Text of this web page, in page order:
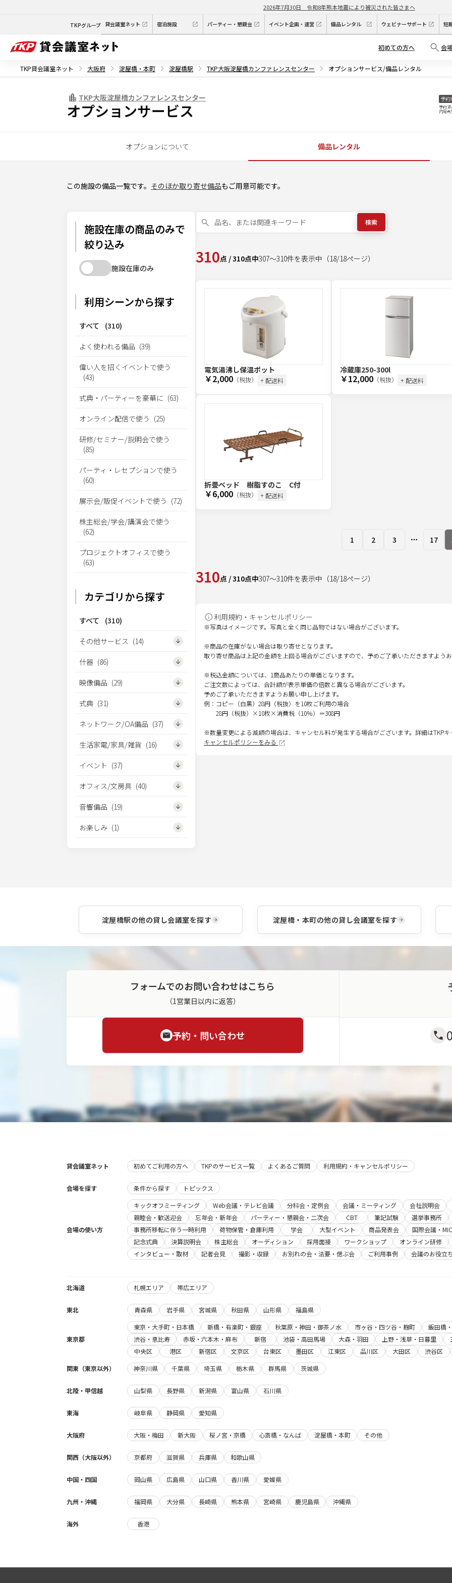
2026年7月30日 令和8年熊本地震により被災された皆さまへ
TKPグループ 貸会議室ネット 宿泊施設 パーティー・懇親会 イベント企画・運営 備品レンタル ウェビナーサポート 短
初めての方へ 会
TKP貸会議室ネット 大阪府 淀屋橋・本町 淀屋橋駅 TKP大阪淀屋橋カンファレンスセンター オプションサービス/備品レンタル
TKP大阪淀屋橋カンファレンスセンター
オプションサービス
予約
予約済
内見
オプションについて 備品レンタル
この施設の備品一覧です。 そのほか取り寄せ備品もご用意可能です。
施設在庫の商品のみで
絞り込み
施設在庫のみ
利用シーンから探す
すべて (310)
よく使われる備品 (39)
偉い人を招くイベントで使う
(43)
式典・パーティーを豪華に (63)
オンライン配信で使う (25)
研修/セミナー/説明会で使う
(85)
パーティ・レセプションで使う
(60)
展示会/販促イベントで使う (72)
株主総会/学会/講演会で使う
(62)
プロジェクトオフィスで使う
(63)
カテゴリから探す
すべて (310)
その他サービス (14)
什器 (86)
映像備品 (29)
式典 (31)
ネットワーク/OA備品 (37)
生活家電/家具/雑貨 (16)
イベント (37)
オフィス/文房具 (40)
音響備品 (19)
お楽しみ (1)
検索
310点 /310点中307～310件を表示中 （18/18ページ）
電気湯沸し保温ポット
￥2,000 （税抜） + 配送料
冷蔵庫250-300l
￥12,000 （税抜） + 配送料
折畳ベッド 樹脂すのこ C付
￥6,000 （税抜） + 配送料
1 2 3 More17
310点 /310点中307～310件を表示中 （18/18ページ）
利用規約・キャンセルポリシー
※写真はイメージです。写真と全く同じ品物ではない場合がございます。
※商品の在庫がない場合は取り寄せとなります。
取り寄せ商品は上記の金額を上回る場合がございますので、予めご了承いただきますようお
※税込金額については、1商品あたりの単価となります。
ご注文数によっては、合計額が表示単価の倍数と異なる場合がございます。
予めご了承いただきますようお願い申し上げます。
例：コピー（白黒）28円（税抜）を10枚ご利用の場合
28円（税抜）×10枚×消費税（10％）＝308円
※数量変更による減額の場合は、キャンセル料が発生する場合がございます。詳細はTKPキ
キャンセルポリシーをみる
淀屋橋駅の他の貸し会議室を探す 淀屋橋・本町の他の貸し会議室を探す
フォームでのお問い合わせはこちら
（1営業日以内に返答）
予約・問い合わせ
貸会議室ネット 初めてご利用の方へ TKPのサービス一覧 よくあるご質問 利用規約・キャンセルポリシー
会場を探す 条件から探す トピックス
会場の使い方
キックオフミーティング Web会議・テレビ会議 分科会・定例会 会議・ミーティング 会社説明会
親睦会・歓送迎会
忘年会・新年会 パーティー・懇親会・二次会 CBT 筆記試験 選挙事務所
事務所移転に伴う一時利用
荷物保管・倉庫利用 学会 大型イベント 商品発表会 国際会議・
記念式典
決算説明会 株主総会 オーディション 採用面接 ワークショップ オンライン研修
インタビュー・取材
記者会見 撮影・収録 お別れの会・法要・偲ぶ会 ご利用事例 会議のお役立
北海道 札幌エリア 帯広エリア
東北 青森県 岩手県 宮城県 秋田県 山形県 福島県
東京都
東京・大手町・日本橋 新橋・有楽町・銀座 秋葉原・神田・御茶ノ水 市ヶ谷・四ツ谷・麹町 飯田橋
渋谷・恵比寿
赤坂・六本木・麻布 新宿 池袋・高田馬場 大森・羽田 上野・浅草・日暮里
中央区
港区 新宿区 文京区 台東区 墨田区 江東区 品川区 大田区 渋谷区
関東（東京以外）
神奈川県 千葉県 埼玉県 栃木県 群馬県 茨城県
北陸・甲信越 山梨県 長野県 新潟県 富山県 石川県
東海 岐阜県 静岡県 愛知県
大阪府 大阪・梅田 新大阪 桜ノ宮・京橋 心斎橋・なんば 淀屋橋・本町 その他
関西（大阪以外） 京都府 滋賀県 兵庫県 和歌山県
中国・四国 岡山県 広島県 山口県 香川県 愛媛県
九州・沖縄 福岡県 大分県 長崎県 熊本県 宮崎県 鹿児島県 沖縄県
海外 香港